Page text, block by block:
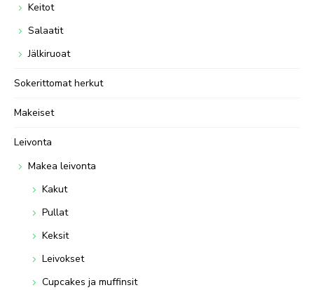
Keitot
Salaatit
Jälkiruoat
Sokerittomat herkut
Makeiset
Leivonta
Makea leivonta
Kakut
Pullat
Keksit
Leivokset
Cupcakes ja muffinsit